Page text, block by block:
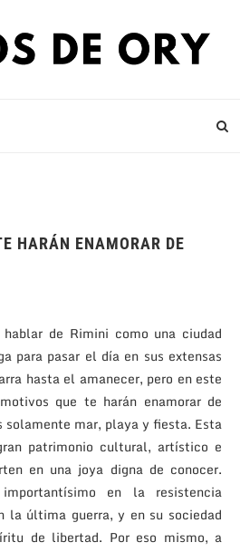
HARÁN ENAMORAR DE
hablar de Rimini como una ciudad
para pasar el día en sus extensas
hasta el amanecer, pero en este
que te harán enamorar de
solamente mar, playa y fiesta. Esta
patrimonio cultural, artístico e
en una joya digna de conocer.
en la resistencia
última guerra, y en su sociedad
de libertad. Por eso mismo, a